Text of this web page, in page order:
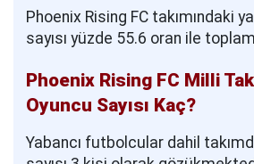
Phoenix Rising FC takımındaki
sayısı yüzde 55.6 oran ile
Phoenix Rising FC Milli
Oyuncu Sayısı Kaç?
Yabancı futbolcular dahil